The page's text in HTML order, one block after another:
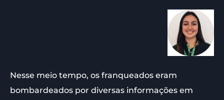
Nesse meio tempo, os franqueados eram
bombardeados por diversas informações em